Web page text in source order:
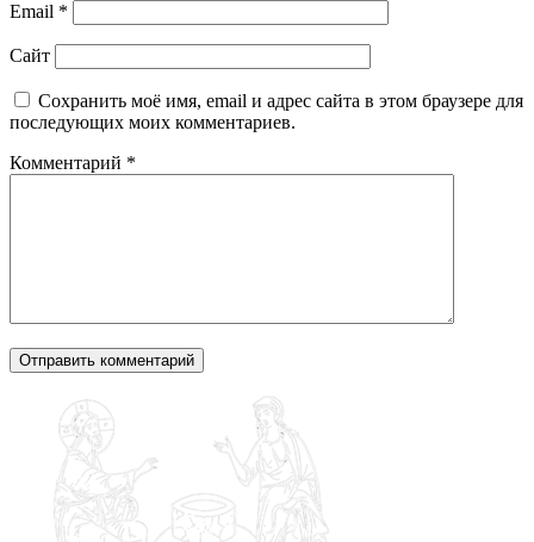
Email *
Сайт
Сохранить моё имя, email и адрес сайта в этом браузере для
последующих моих комментариев.
Комментарий *